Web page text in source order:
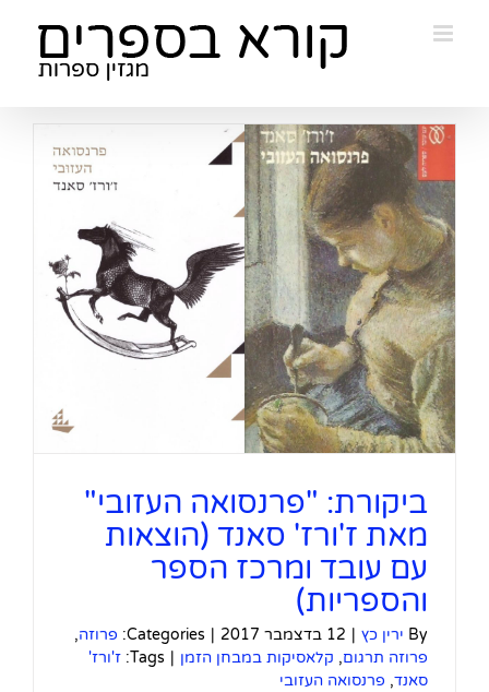
ביקורת: "פרנסואה העזובי"
מאת ז'ורז' סאנד (הוצאות
עם עובד ומרכז הספר
והספריות)
By ירין כץ | 12 בדצמבר 2017 |
Categories: פרוזה,
פרוזה תרגום, קלאסיקות במבחן הזמן |
Tags: ז'ורז'
סאנד, פרנסואה העזובי